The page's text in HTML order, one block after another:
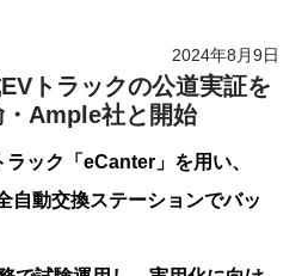
小型トラック
WISE Systems
デジタル製品
プについて
報の取扱いについて
2024年8月9日
トラックの公道実証を
・Ample社と開始
ック「eCanter」を用い、
自動交換ステーションでバッ